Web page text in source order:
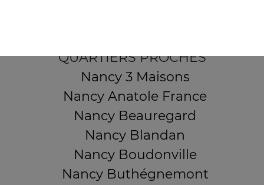
QUARTIERS PROCHES
Nancy 3 Maisons
Nancy Anatole France
Nancy Beauregard
Nancy Blandan
Nancy Boudonville
Nancy Buthégnemont